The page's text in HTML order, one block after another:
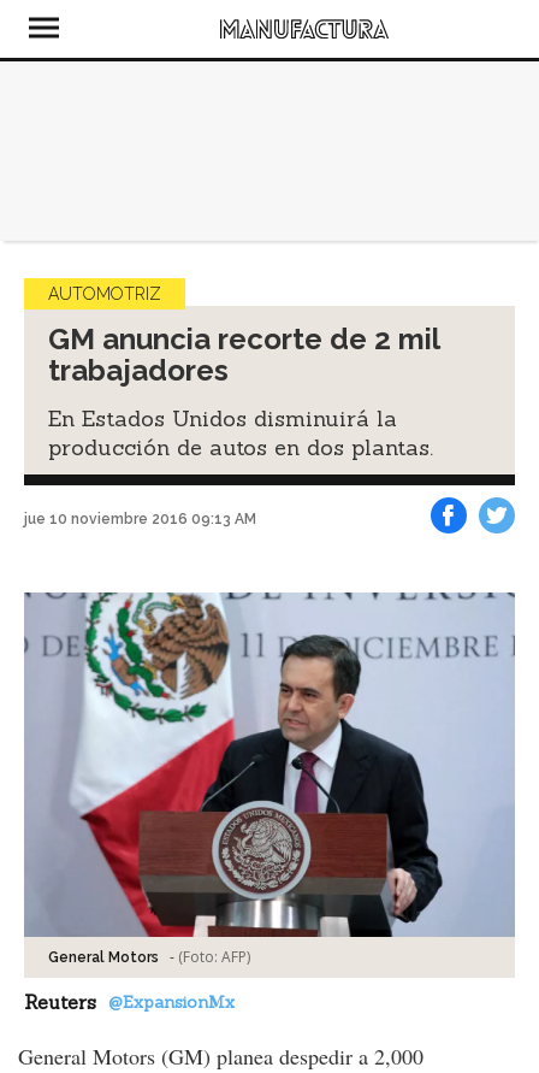
AUTOMOTRIZ
GM anuncia recorte de 2 mil
trabajadores
En Estados Unidos disminuirá la
producción de autos en dos plantas.
jue 10 noviembre 2016 09:13 AM
General Motors - (Foto: AFP)
Reuters @ExpansionMx
General Motors (GM) planea despedir a 2,000